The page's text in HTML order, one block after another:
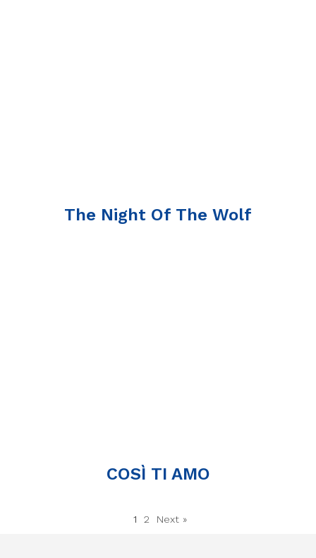
The Night Of The Wolf
COSÌ TI AMO
1 2 Next »